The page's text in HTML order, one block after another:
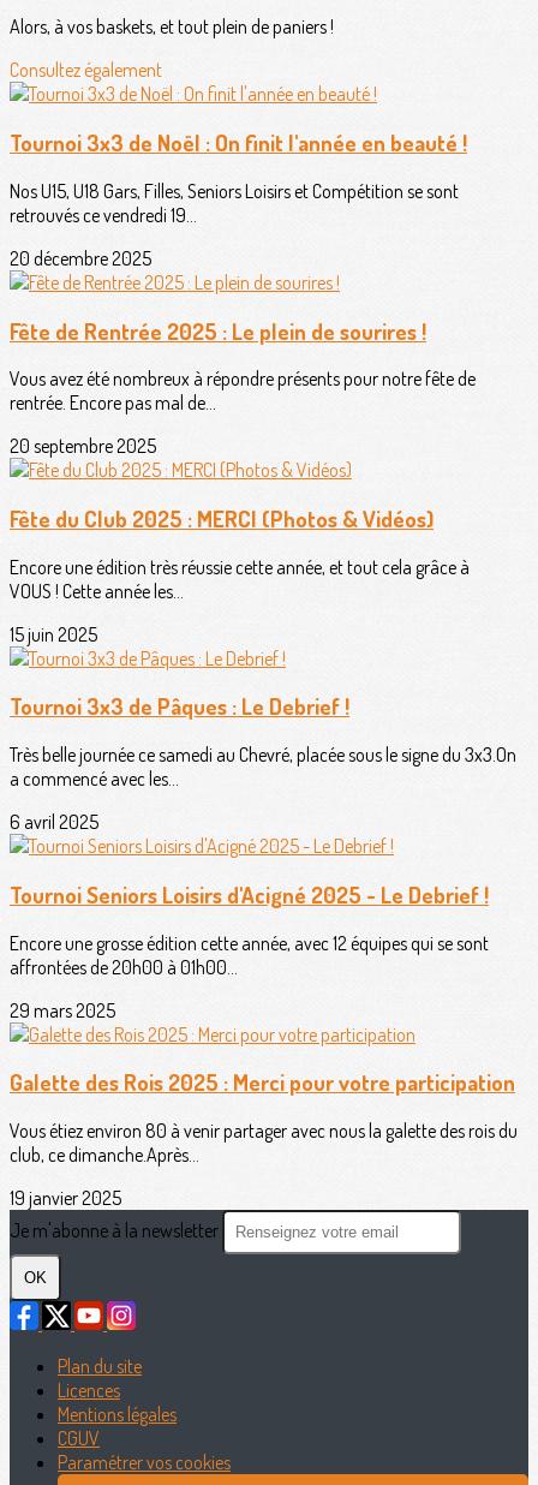
Alors, à vos baskets, et tout plein de paniers !
Consultez également
Tournoi 3x3 de Noël : On finit l'année en beauté !
Nos U15, U18 Gars, Filles, Seniors Loisirs et Compétition se sont
retrouvés ce vendredi 19...
20 décembre 2025
Fête de Rentrée 2025 : Le plein de sourires !
Vous avez été nombreux à répondre présents pour notre fête de
rentrée. Encore pas mal de...
20 septembre 2025
Fête du Club 2025 : MERCI (Photos & Vidéos)
Encore une édition très réussie cette année, et tout cela grâce à
VOUS ! Cette année les...
15 juin 2025
Tournoi 3x3 de Pâques : Le Debrief !
Très belle journée ce samedi au Chevré, placée sous le signe du 3x3.On
a commencé avec les...
6 avril 2025
Tournoi Seniors Loisirs d'Acigné 2025 - Le Debrief !
Encore une grosse édition cette année, avec 12 équipes qui se sont
affrontées de 20h00 à 01h00...
29 mars 2025
Galette des Rois 2025 : Merci pour votre participation
Vous étiez environ 80 à venir partager avec nous la galette des rois du
club, ce dimanche.Après...
19 janvier 2025
Je m'abonne à la newsletter
OK
Plan du site
Licences
Mentions légales
CGUV
Paramétrer vos cookies